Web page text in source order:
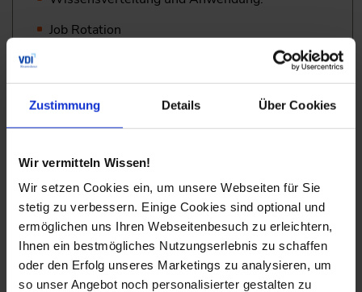
Zustimmung Details Über Cookies
Wir vermitteln Wissen!
Wir setzen Cookies ein, um unsere Webseiten für Sie
stetig zu verbessern. Einige Cookies sind optional und
ermöglichen uns Ihren Webseitenbesuch zu erleichtern,
Ihnen ein bestmögliches Nutzungserlebnis zu schaffen
oder den Erfolg unseres Marketings zu analysieren, um
so unser Angebot noch personalisierter gestalten zu
Job Rotation
Quantitative Bewertung von Wissen und
Wissensmanagement-Maßnahmen
Übung: Die effiziente Übergabe von Wissen zwischen
ausscheidenden Mitarbeitenden und anderem Personal
Wissensmanagement im Projekt